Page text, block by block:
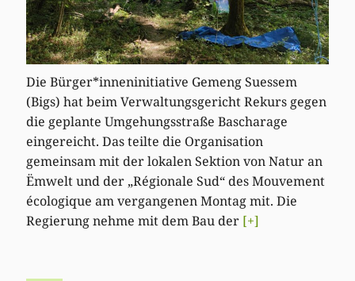
Die Bürger*inneninitiative Gemeng Suessem
(Bigs) hat beim Verwaltungsgericht Rekurs gegen
die geplante Umgehungsstraße Bascharage
eingereicht. Das teilte die Organisation
gemeinsam mit der lokalen Sektion von Natur an
Ëmwelt und der „Régionale Sud“ des Mouvement
écologique am vergangenen Montag mit. Die
Regierung nehme mit dem Bau der [+]